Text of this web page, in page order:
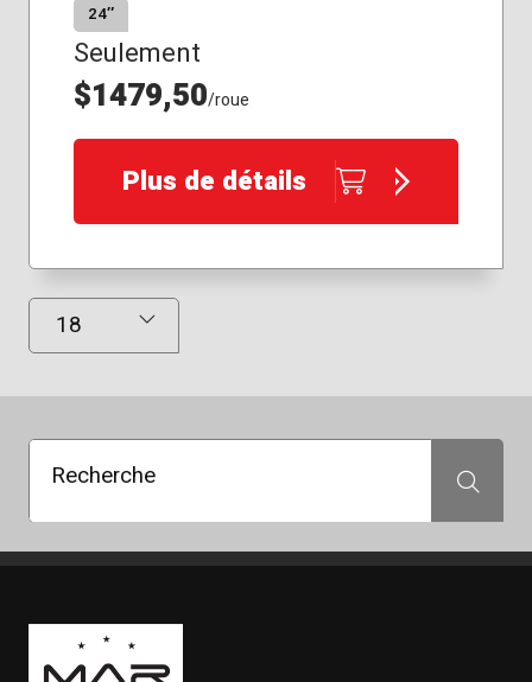
24″
Seulement
$1479,50/roue
Plus de détails
Résultats affichés
Recherche Recherche
Boutique Mags à Rabais